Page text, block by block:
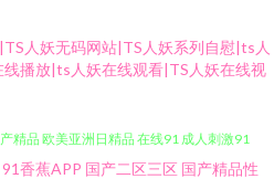
人妖无码网站|TS人妖系列自慰|ts人
播放|ts人妖在线观看|TS人妖在线视
线 亚色3情网 91深夜网站色 大香蕉婷婷
91香蕉APP 国产二区三区 国产精品性